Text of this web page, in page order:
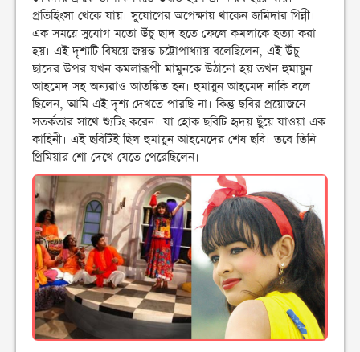
প্রতিহিংসা থেকে যায়। সুযোগের অপেক্ষায় থাকেন জমিদার গিন্নী।
এক সময়ে সুযোগ মতো উঁচু ছাদ হতে ফেলে কমলাকে হত্যা করা
হয়। এই দৃশ্যটি বিষয়ে জয়ন্ত চট্টোপাধ্যায় বলেছিলেন, এই উঁচু
ছাদের উপর যখন কমলারূপী মামুনকে উঠানো হয় তখন হুমায়ুন
আহমেদ সহ অন্যরাও আতঙ্কিত হন। হুমায়ুন আহমেদ নাকি বলে
ছিলেন, আমি এই দৃশ্য দেখতে পারছি না। কিন্তু ছবির প্রয়োজনে
সতর্কতার সাথে শ্যুটিং করেন। যা হোক ছবিটি হৃদয় ছুঁয়ে যাওয়া এক
কাহিনী। এই ছবিটিই ছিল হুমায়ুন আহমেদের শেষ ছবি। তবে তিনি
প্রিমিয়ার শো দেখে যেতে পেরেছিলেন।